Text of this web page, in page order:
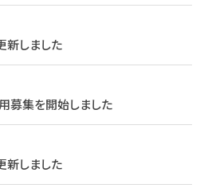
新しました
用募集を開始しました
新しました